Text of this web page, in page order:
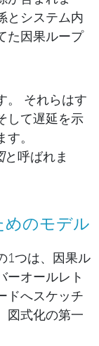
とシステム内
た 因果ループ
。 それらはす
して遅延を示
。
と呼ばれま
めのモデル
1つは、因果ル
ーオールレト
ドへスケッチ
図式化の第一